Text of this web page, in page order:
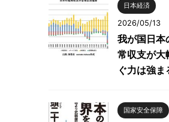
日本経済
2026/05/13
我が国日
常収支が大
ぐ力は強ま
国家安全保障